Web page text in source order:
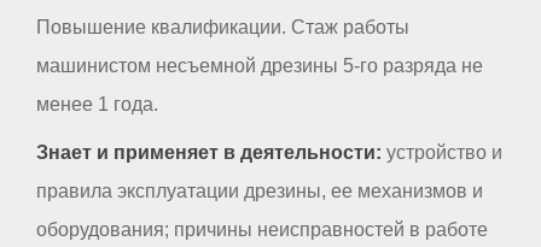
Повышение квалификации. Стаж работы
машинистом несъемной дрезины 5-го разряда не
менее 1 года.
Знает и применяет в деятельности: устройство и
правила эксплуатации дрезины, ее механизмов и
оборудования; причины неисправностей в работе